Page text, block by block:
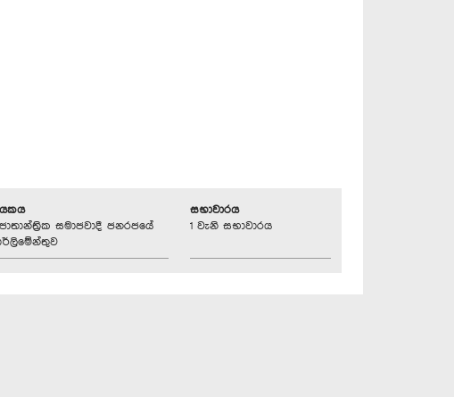
සමාජවාදී ජනරජයේ
සභාවාරය
1 වැනි සභාවාරය